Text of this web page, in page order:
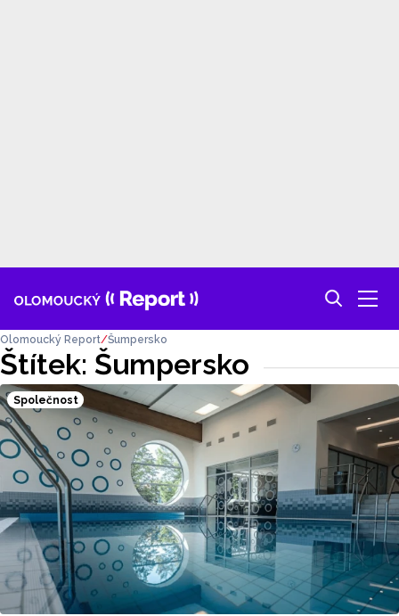
Štítek: Šumpersko
Olomoucký Report Šumpersko
Společnost